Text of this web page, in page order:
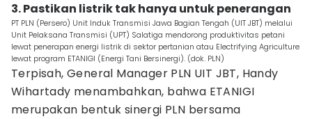
3. Pastikan listrik tak hanya untuk penerangan
PT PLN (Persero) Unit Induk Transmisi Jawa Bagian Tengah (UIT JBT) melalui
Unit Pelaksana Transmisi (UPT) Salatiga mendorong produktivitas petani
lewat penerapan energi listrik di sektor pertanian atau Electrifying Agriculture
lewat program ETANIGI (Energi Tani Bersinergi). (dok. PLN)
Terpisah, General Manager PLN UIT JBT, Handy
Wihartady menambahkan, bahwa ETANIGI
merupakan bentuk sinergi PLN bersama